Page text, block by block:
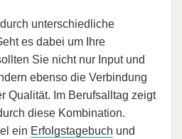
unterschiedliche
es dabei um Ihre
Sie nicht nur Input und
ebenso die Verbindung
Qualität. Im Berufsalltag zeigt
diese Kombination.
ein Erfolgstagebuch und